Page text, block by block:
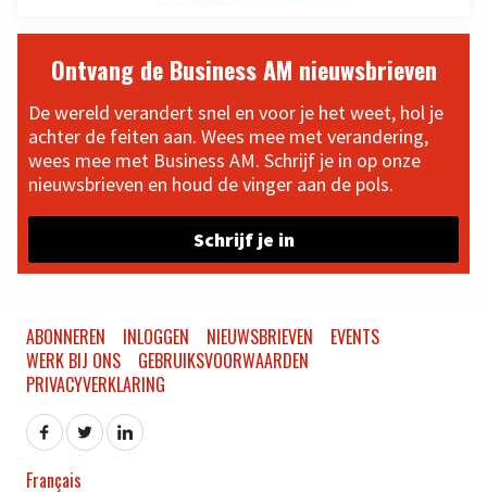
Ontvang de Business AM nieuwsbrieven
De wereld verandert snel en voor je het weet, hol je
achter de feiten aan. Wees mee met verandering,
wees mee met Business AM. Schrijf je in op onze
nieuwsbrieven en houd de vinger aan de pols.
Schrijf je in
ABONNEREN INLOGGEN NIEUWSBRIEVEN
EVENTS
WERK BIJ ONS
GEBRUIKSVOORWAARDEN
PRIVACYVERKLARING
Français